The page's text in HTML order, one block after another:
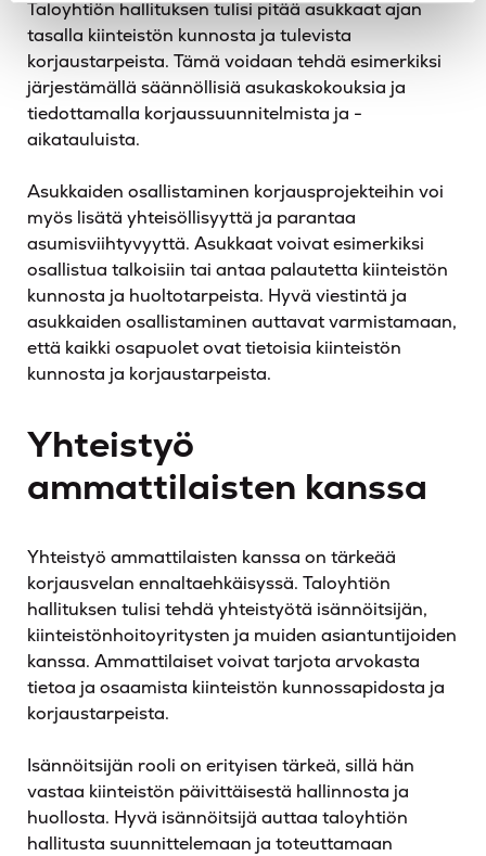
Taloyhtiön hallituksen tulisi pitää asukkaat ajan
tasalla kiinteistön kunnosta ja tulevista
korjaustarpeista. Tämä voidaan tehdä esimerkiksi
järjestämällä säännöllisiä asukaskokouksia ja
tiedottamalla korjaussuunnitelmista ja -
aikatauluista.
Asukkaiden osallistaminen korjausprojekteihin voi
myös lisätä yhteisöllisyyttä ja parantaa
asumisviihtyvyyttä. Asukkaat voivat esimerkiksi
osallistua talkoisiin tai antaa palautetta kiinteistön
kunnosta ja huoltotarpeista. Hyvä viestintä ja
asukkaiden osallistaminen auttavat varmistamaan,
että kaikki osapuolet ovat tietoisia kiinteistön
kunnosta ja korjaustarpeista.
Yhteistyö
ammattilaisten kanssa
Yhteistyö ammattilaisten kanssa on tärkeää
korjausvelan ennaltaehkäisyssä. Taloyhtiön
hallituksen tulisi tehdä yhteistyötä isännöitsijän,
kiinteistönhoitoyritysten ja muiden asiantuntijoiden
kanssa. Ammattilaiset voivat tarjota arvokasta
tietoa ja osaamista kiinteistön kunnossapidosta ja
korjaustarpeista.
Isännöitsijän rooli on erityisen tärkeä, sillä hän
vastaa kiinteistön päivittäisestä hallinnosta ja
huollosta. Hyvä isännöitsijä auttaa taloyhtiön
hallitusta suunnittelemaan ja toteuttamaan